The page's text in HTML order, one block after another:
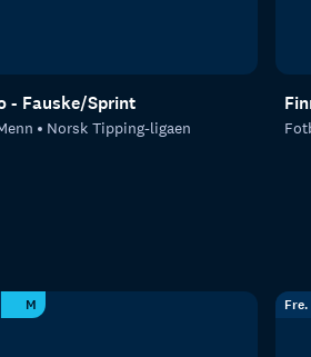
- Fauske/Sprint
Norsk Tipping-ligaen
M Fre.